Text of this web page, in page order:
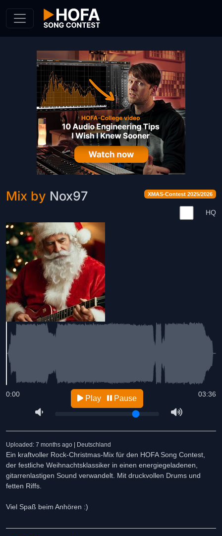
XMAS-Contest 2025/2026
Mix by Nox97
HQ
03:36
0:00 Play Pause
Uploaded: 7 months ago | Deutschland
Ein kraftvoller Rock-Christmas-Mix für den HOFA Song Contest,
der festliche Weihnachtsklassiker in einen energiegeladenen,
gitarrenlastigen Sound verwandelt. Mit druckvollen Drums und
fetten Riffs.
Viel Spaß beim Anhören :)